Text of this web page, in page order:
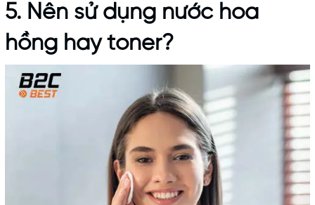
5. Nên sử dụng nước hoa
hồng hay toner?